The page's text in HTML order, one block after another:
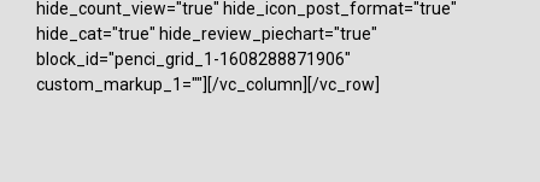
hide_count_view="true" hide_icon_post_format="true"
hide_cat="true" hide_review_piechart="true"
block_id="penci_grid_1-1608288871906"
custom_markup_1=""][/vc_column][/vc_row]